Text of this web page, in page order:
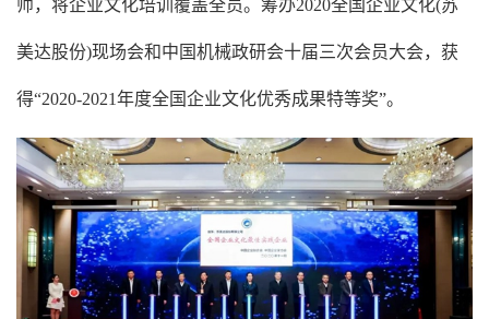
师，将企业文化培训覆盖全员。筹办2020全国企业文化(苏
美达股份)现场会和中国机械政研会十届三次会员大会，获
得“2020-2021年度全国企业文化优秀成果特等奖”。